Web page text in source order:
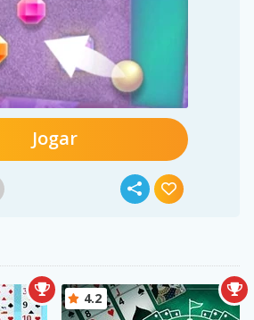
Jogar
4.2